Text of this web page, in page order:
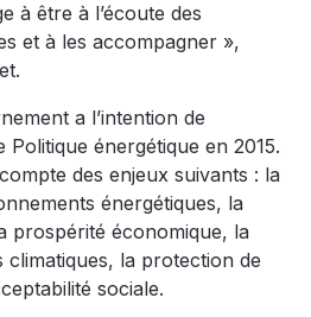
à être à l’écoute des
et à les accompagner »,
a l’intention de
énergétique en 2015.
des enjeux suivants : la
énergétiques, la
prospérité économique, la
climatiques, la protection de
sociale.